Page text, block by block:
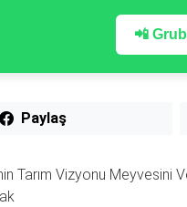
📲
Paylaş
Tarım Vizyonu Meyvesini